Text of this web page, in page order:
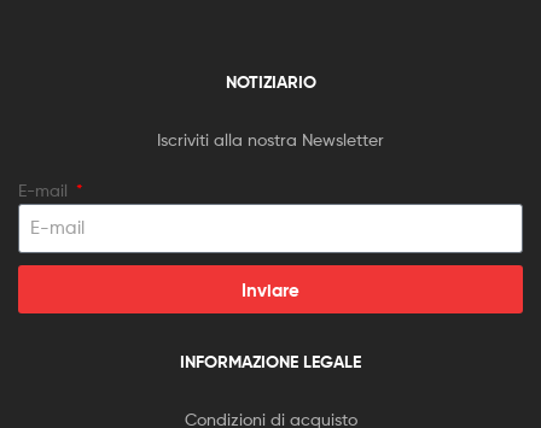
NOTIZIARIO
Iscriviti alla nostra Newsletter
E-mail
Inviare
INFORMAZIONE LEGALE
Condizioni di acquisto